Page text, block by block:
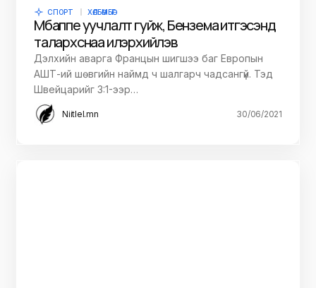
СПОРТ ХӨЛБӨМБӨГ
Мбаппе уучлалт гуйж, Бензема итгэсэнд
талархснаа илэрхийлэв
Дэлхийн аварга Францын шигшээ баг Европын
АШТ-ий шөвгийн наймд ч шалгарч чадсангүй. Тэд
Швейцарийг 3:1-ээр…
Niitlel.mn 30/06/2021